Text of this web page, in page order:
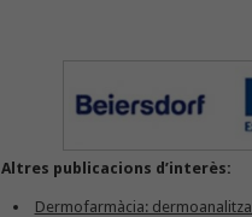
Altres publicacions d’interès:
Dermofarmàcia: